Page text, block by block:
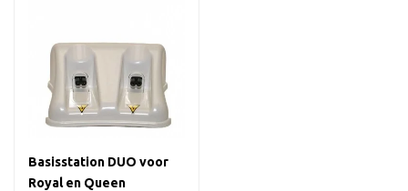
Basisstation DUO voor
Royal en Queen